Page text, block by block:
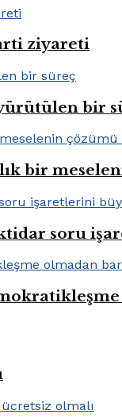
ziyareti
bir
bir
soru